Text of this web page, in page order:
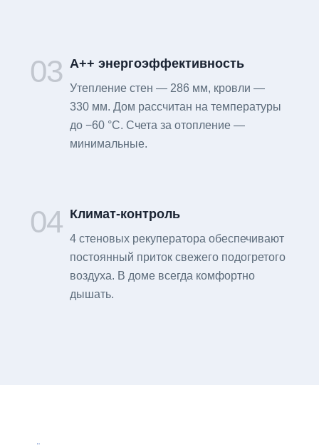
03 А++ энергоэффективность
Утепление стен — 286 мм, кровли —
330 мм. Дом рассчитан на температуры
до −60 °C. Счета за отопление —
минимальные.
04 Климат-контроль
4 стеновых рекуператора обеспечивают
постоянный приток свежего подогретого
воздуха. В доме всегда комфортно
дышать.